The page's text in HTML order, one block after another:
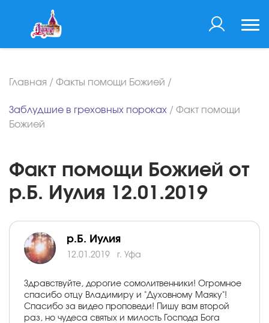
Главная / Факты помощи Божией /
Заблудшие в греховных пороках / Факт помощи
Божией
Факт помощи Божией от
р.Б. Иулия 12.01.2019
р.Б. Иулия
12.01.2019 г. Уфа
Здравствуйте, дорогие сомолитвенники! Огромное
спасибо отцу Владимиру и "Духовному Маяку"!
Спасибо за видео проповеди! Пишу вам второй
раз, но чудеса святых и милость Господа Бога